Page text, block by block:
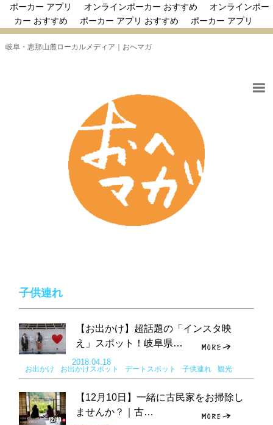
ポーカー アプリ オンラインポーカー おすすめ
オンラインポー
カー おすすめ
ポーカー アプリ おすすめ ポーカー アプリ
岐阜・恵那山麓ローカルメディア｜おへマガ
子供連れ
【お出かけ】超話題の「インスタ映
え」スポット！岐阜県…
2018.04.18
お出かけ お出かけスポット デートスポット 子供連れ 観光
【12月10日】一緒に古民家をお掃除し
ませんか？｜古…